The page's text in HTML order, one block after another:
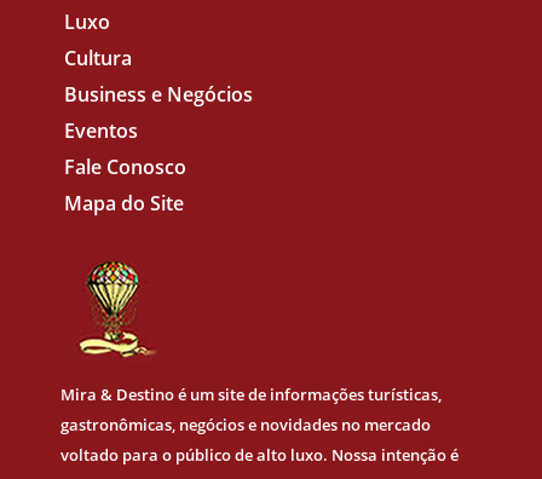
Luxo
Cultura
Business e Negócios
Eventos
Fale Conosco
Mapa do Site
Mira & Destinoé um site de informações turísticas,
gastronômicas, negócios e novidades no mercado
voltado para o público de alto luxo. Nossa intenção é